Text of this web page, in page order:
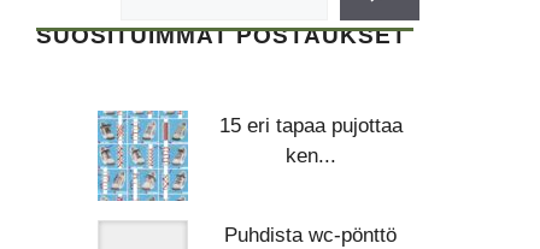
SUOSITUIMMAT POSTAUKSET
15 eri tapaa pujottaa
ken...
Puhdista wc-pönttö